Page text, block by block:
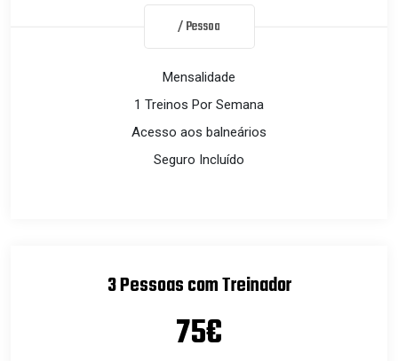
/ Pessoa
Mensalidade
1 Treinos Por Semana
Acesso aos balneários
Seguro Incluído
3 Pessoas com Treinador
75€